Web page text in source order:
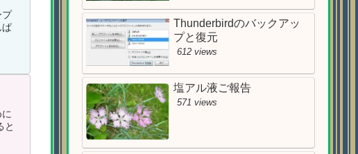
プ
ぱ
と
Thunderbirdのバックアッ
プと復元
612 views
塩アル液ご報告
571 views